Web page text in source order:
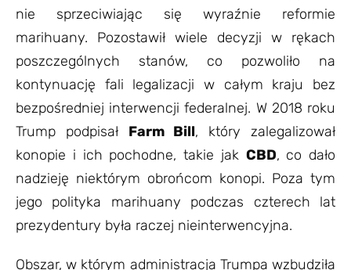
nie sprzeciwiając się wyraźnie reformie
marihuany. Pozostawił wiele decyzji w rękach
poszczególnych stanów, co pozwoliło na
kontynuację fali legalizacji w całym kraju bez
bezpośredniej interwencji federalnej. W 2018 roku
Trump podpisał Farm Bill, który zalegalizował
konopie i ich pochodne, takie jak CBD, co dało
nadzieję niektórym obrońcom konopi. Poza tym
jego polityka marihuany podczas czterech lat
prezydentury była raczej nieinterwencyjna.
Obszar, w którym administracja Trumpa wzbudziła